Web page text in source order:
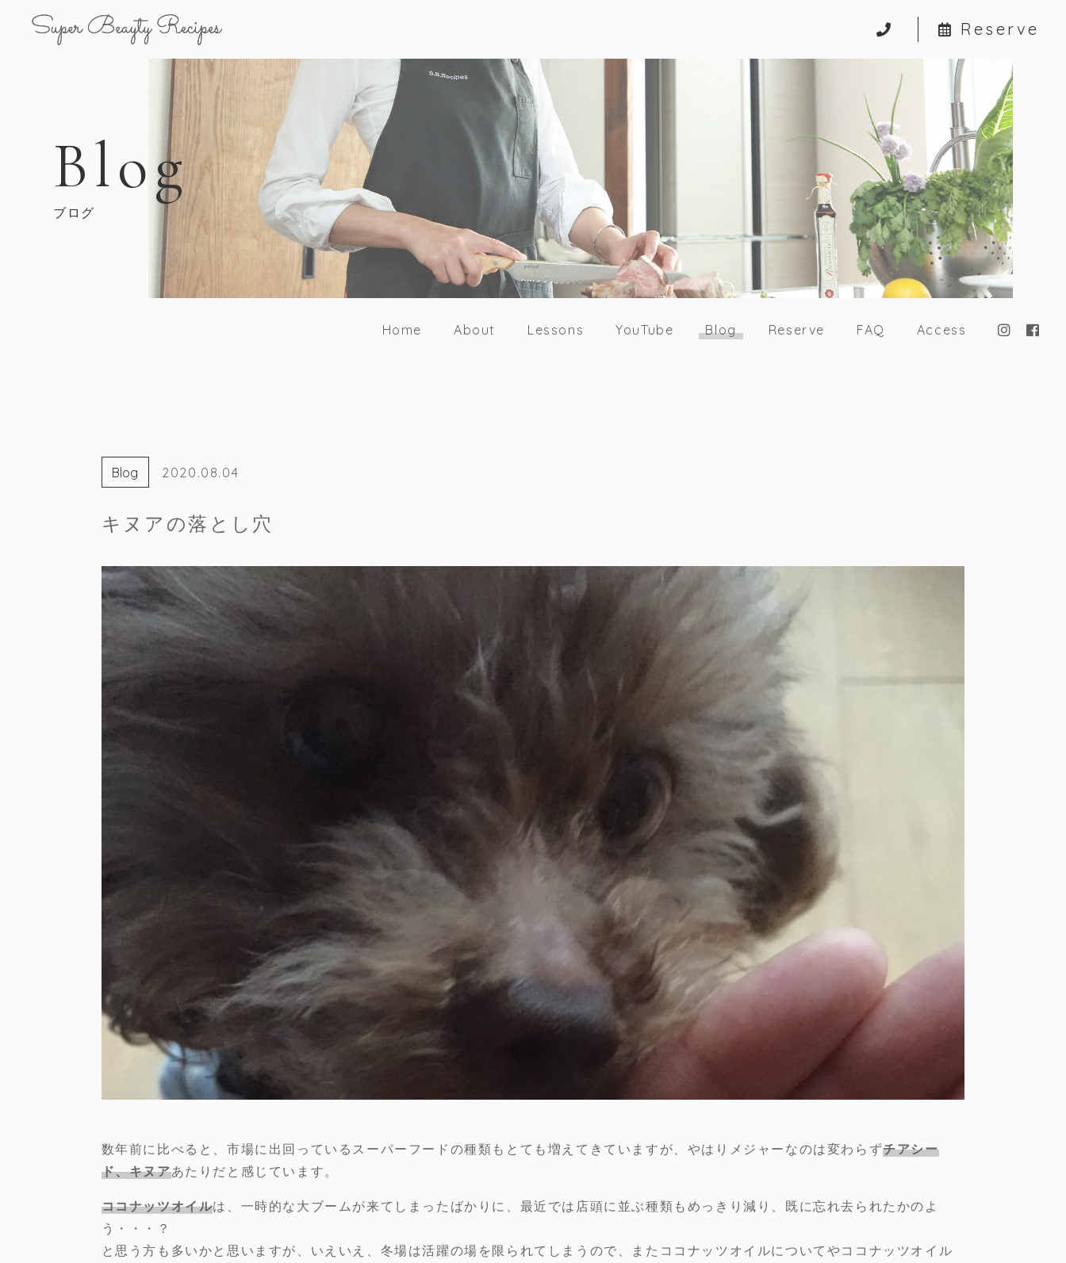
Reserve
Blog
ブログ
Home About Lessons YouTube Blog Reserve FAQ Access
Blog 2020.08.04
キヌアの落とし穴
数年前に比べると、市場に出回っているスーパーフードの種類もとても増えてきていますが、やはりメジャーなのは変わらずチアシー
ド、キヌアあたりだと感じています。
ココナッツオイルは、一時的な大ブームが来てしまったばかりに、最近では店頭に並ぶ種類もめっきり減り、既に忘れ去られたかのよ
う・・・？
と思う方も多いかと思いますが、いえいえ、冬場は活躍の場を限られてしまうので、またココナッツオイルについてやココナッツオイル